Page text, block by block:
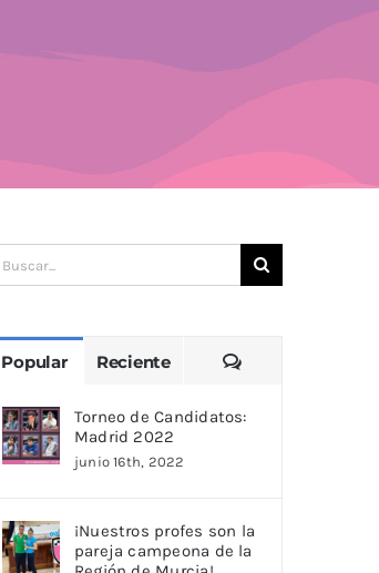
Popular Reciente Comentarios
Torneo de Candidatos:
Madrid 2022
junio 16th, 2022
¡Nuestros profes son la
pareja campeona de la